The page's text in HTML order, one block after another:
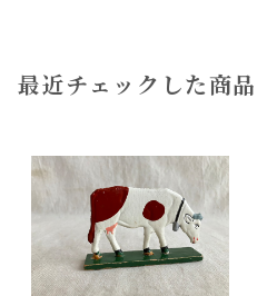
最近チェックした商品